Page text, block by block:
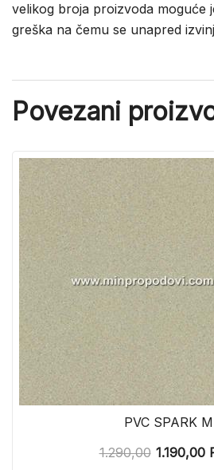
velikog broja proizvoda moguće
greška na čemu se unapred
Povezani
PVC SPARK
1.290,00 1.190,00